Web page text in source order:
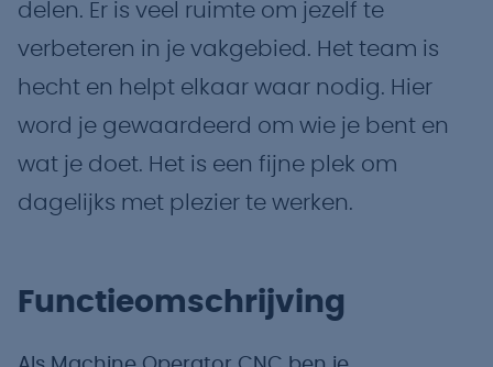
delen. Er is veel ruimte om jezelf te
verbeteren in je vakgebied. Het team is
hecht en helpt elkaar waar nodig. Hier
word je gewaardeerd om wie je bent en
wat je doet. Het is een fijne plek om
dagelijks met plezier te werken.
Functieomschrijving